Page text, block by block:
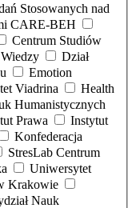
Stosowanych nad
CARE-BEH
Centrum Studiów
Dział
Emotion
Viadrina
Health
Humanistycznych
Prawa
Instytut
Konfederacja
StresLab Centrum
Uniwersytet
Krakowie
Nauk